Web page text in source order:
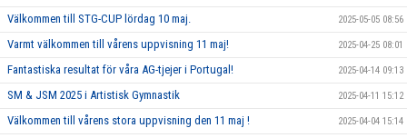
Välkommen till STG-CUP lördag 10 maj. 2025-05-05 08:56
Varmt välkommen till vårens uppvisning 11 maj! 2025-04-25 08:01
Fantastiska resultat för våra AG-tjejer i Portugal! 2025-04-14 09:13
SM & JSM 2025 i Artistisk Gymnastik 2025-04-11 15:12
Välkommen till vårens stora uppvisning den 11 maj ! 2025-04-04 15:14